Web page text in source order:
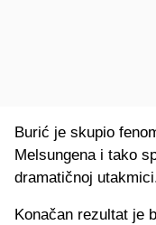
Burić je skupio
Melsungena i tako
dramatičnoj
Konačan rezultat je